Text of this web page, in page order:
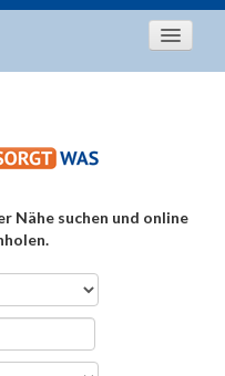
uns
Nähe suchen und online